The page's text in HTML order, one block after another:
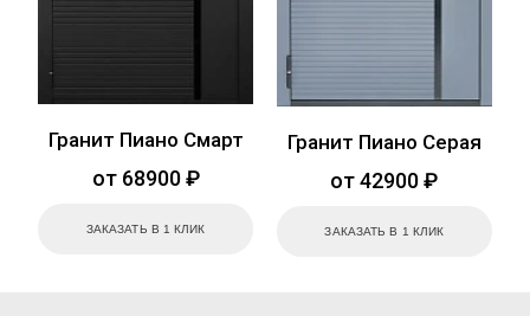
Гранит Пиано Смарт
от 68900 ₽
ЗАКАЗАТЬ В 1 КЛИК
Гранит Пиано Серая
от 42900 ₽
ЗАКАЗАТЬ В 1 КЛИК